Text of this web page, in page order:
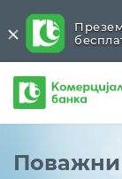
Close submenu
Комерцијална
банка